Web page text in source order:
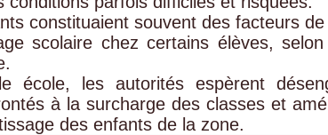
constituaient souvent des facteurs
scolaire chez certains élèves,
école, les autorités espèrent
à la surcharge des classes et
des enfants de la zone.